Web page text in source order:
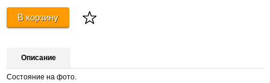
В корзину
Описание
Состояние на фото.